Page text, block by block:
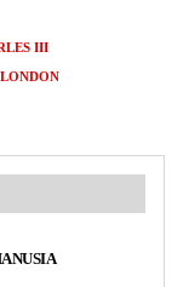
III
LONDON